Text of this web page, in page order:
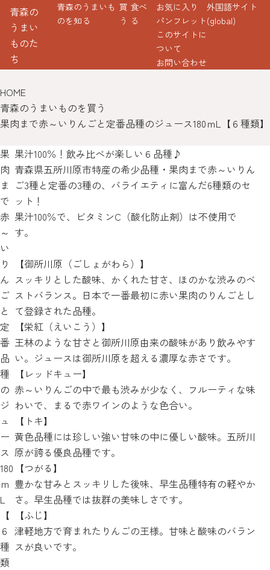
青森の
うまい
ものた
ち
青森のうまいも
のを知る
買
う
食べ
る
お気に入り
パンフレット
このサイトに
ついて
お問い合わせ
外国語サイト
(global)
HOME
青森のうまいものを買う
果肉まで赤～いりんごと定番品種のジュース180ｍL【６種類】
果
肉
ま
で
赤
～
い
り
ん
ご
と
定
番
品
種
の
ジ
ュ
ー
ス
180
ｍ
L
【
６
種
類
果汁100％！飲み比べが楽しい６品種♪
青森県五所川原市特産の希少品種・果肉まで赤～いりん
ご3種と定番の3種の、バライエティに富んだ6種類のセ
ット！
果汁100％で、ビタミンC（酸化防止剤）は不使用で
す。
【御所川原（ごしょがわら）】
スッキリとした酸味、かくれた甘さ、ほのかな渋みのベ
ストバランス。日本で一番最初に赤い果肉のりんごとし
て登録された品種。
【栄紅（えいこう）】
王林のような甘さと御所川原由来の酸味があり飲みやす
い。ジュースは御所川原を超える濃厚な赤さです。
【レッドキュー】
赤～いりんごの中で最も渋みが少なく、フルーティな味
わいで、まるで赤ワインのような色合い。
【トキ】
黄色品種には珍しい強い甘味の中に優しい酸味。五所川
原が誇る優良品種です。
【つがる】
豊かな甘みとスッキリした後味、早生品種特有の軽やか
さ。早生品種では抜群の美味しさです。
【ふじ】
津軽地方で育まれたりんごの王様。甘味と酸味のバラン
スが良いです。